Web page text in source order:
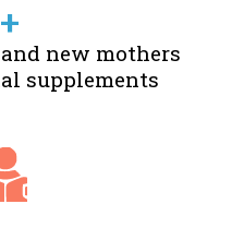
new mothers
supplements
+